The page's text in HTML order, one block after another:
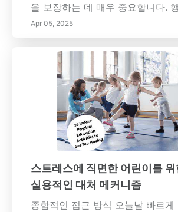
을 보장하는 데 매우 중요합니다.
종 숨겨진 정서적 고통의 중요한 지
이 가이드에서는 부모와 보호자가
를 인식하고 어려운 시기에 효과적
를 지원하는 방법을 살펴봅니다. 행
사회적 상호작용에서의 철수나 갑
질은 정서적 혼란을 나타낼 수 있습
환경에서 번성했던 아이가 점점 더
자 있는 것을 선호할 수 있습니다.
주의 깊게 살펴보아야 하며 무시할
한 정서적 문제가 발생할 수 있습니
반적인 징후- 신경질과 공격성: 증
정서적 투쟁을 나타낼 수 있습니
폭발은 어린이가 자신의 고통을 표
일 수 있습니다.- 학업 성적 하락:
Apr 05, 2025
스트레스에 직면한 어린이를 위
실용적인 대처 메커니즘
종합적인 접근 방식 오늘날 빠르게